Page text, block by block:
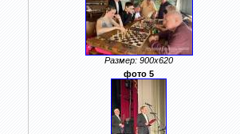
Размер: 900x620
фото 5